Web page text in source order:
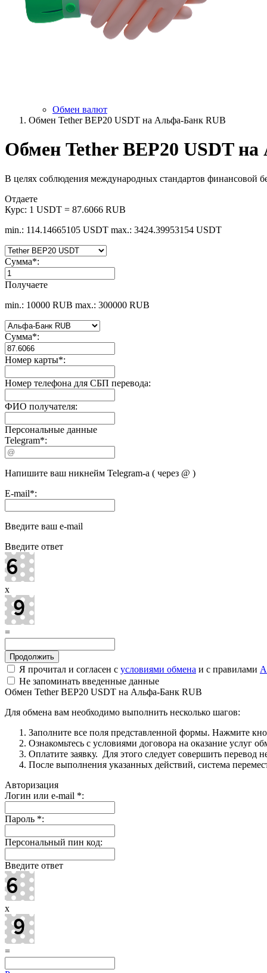
Обмен валют
Обмен Tether BEP20 USDT на Альфа-Банк RUB
Обмен Tether BEP20 USDT
В целях соблюдения международных стандартов финансовой
Отдаете
Курс: 1 USDT = 87.6066 RUB
min.: 114.14665105 USDT max.: 3424.39953154 USDT
Сумма*:
Получаете
min.: 10000 RUB max.: 300000 RUB
Сумма*:
Номер карты*:
Номер телефона для СБП перевода:
ФИО получателя:
Персональные данные
Telegram*:
Напишите ваш никнейм Telegram-а ( через @ )
E-mail*:
Введите ваш e-mail
Введите ответ
x
=
Я прочитал и согласен с условиями обмена и с правилами
Не запоминать введенные данные
Обмен Tether BEP20 USDT на Альфа-Банк RUB
Для обмена вам необходимо выполнить несколько шагов:
Заполните все поля представленной формы. Нажмите
Ознакомьтесь с условиями договора на оказание услуг
Оплатите заявку. Для этого следует совершить
После выполнения указанных действий, система
Авторизация
Логин или e-mail *:
Пароль *:
Персональный пин код:
Введите ответ
x
=